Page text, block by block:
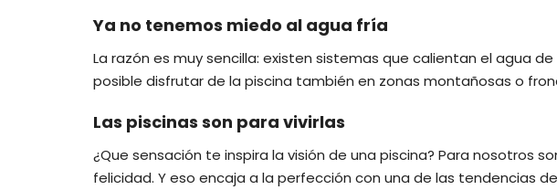
Ya no tenemos miedo al agua fría
La razón es muy sencilla: existen sistemas que calientan el agua
posible disfrutar de la piscina también en zonas montañosas o
Las piscinas son para vivirlas
¿Que sensación te inspira la visión de una piscina? Para nosotros
felicidad. Y eso encaja a la perfección con una de las tendencias